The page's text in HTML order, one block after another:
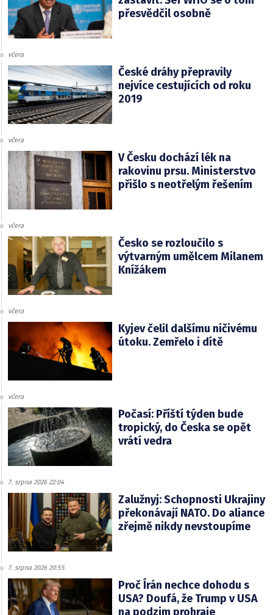
přesvědčil osobně
včera
České dráhy přepravily
nejvíce cestujících od roku
2019
včera
V Česku dochází lék na
rakovinu prsu. Ministerstvo
přišlo s neotřelým řešením
včera
Česko se rozloučilo s
výtvarným umělcem Milanem
Knížákem
včera
Kyjev čelil dalšímu ničivému
útoku. Zemřelo i dítě
včera
Počasí: Příští týden bude
tropický, do Česka se opět
vrátí vedra
7. srpna 2026 22:04
Zalužnyj: Schopnosti Ukrajiny
překonávají NATO. Do aliance
zřejmě nikdy nevstoupíme
7. srpna 2026 20:55
Proč Írán nechce dohodu s
USA? Doufá, že Trump v USA
na podzim prohraje